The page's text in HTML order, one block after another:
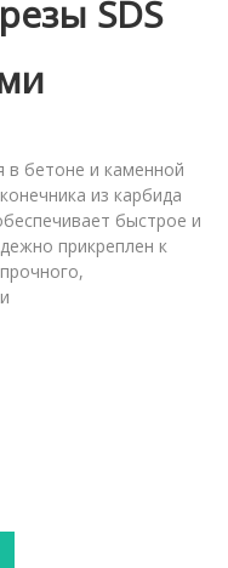
SDS
в бетоне и каменной
из карбида
быстрое и
прикреплен к